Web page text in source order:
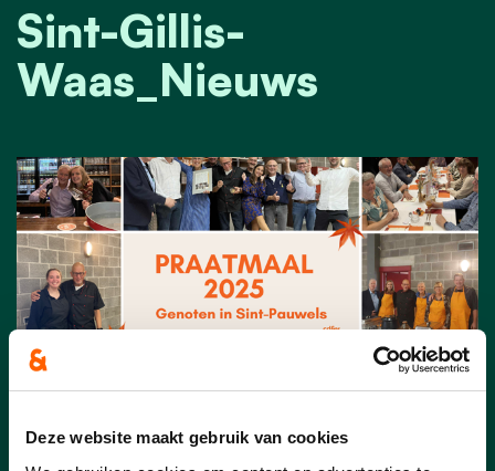
Deze website maakt gebruik van cookies
Sint-Gillis-
Waas_Nieuws